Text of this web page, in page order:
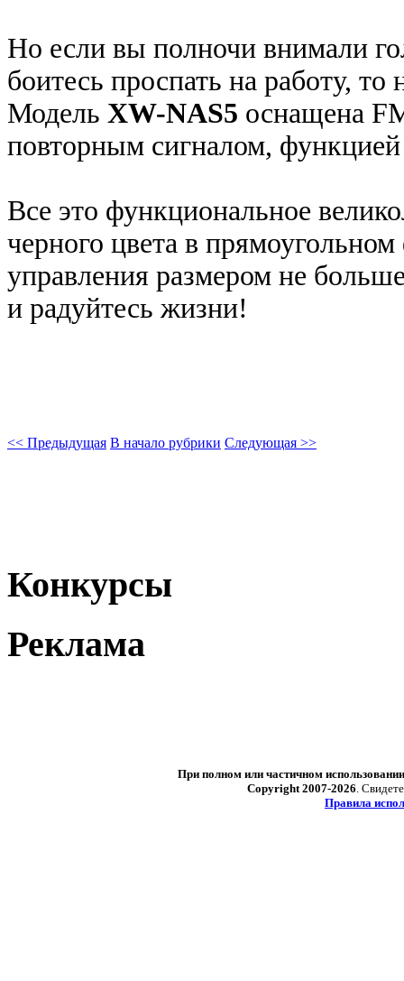
Но если вы полночи внимали
боитесь проспать на работу, то
Модель XW-NAS5 оснащена
повторным сигналом,
Все это функциональное
черного цвета в
управления размером не
и радуйтесь жизни!
<< Предыдущая В начало рубрики Следующая >>
Конкурсы
Реклама
При полном или частичном
Copyright 2007-2026 .
Правила